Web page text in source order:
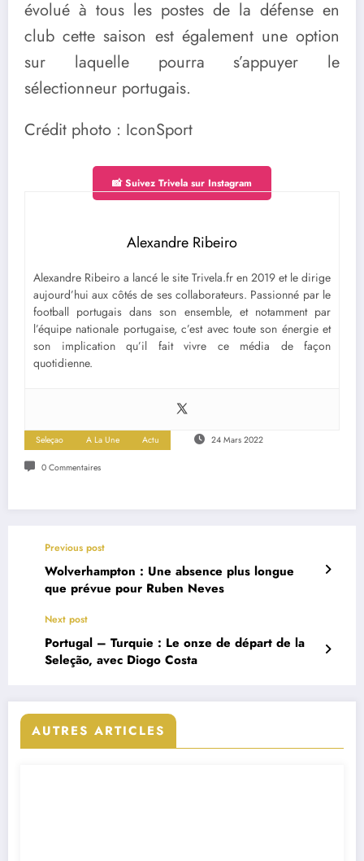
évolué à tous les postes de la défense en
club cette saison est également une option
sur laquelle pourra s’appuyer le
sélectionneur portugais.
Crédit photo : IconSport
📸 Suivez Trivela sur Instagram
Alexandre Ribeiro
Alexandre Ribeiro a lancé le site Trivela.fr en 2019 et le dirige
aujourd’hui aux côtés de ses collaborateurs. Passionné par le
football portugais dans son ensemble, et notamment par
l’équipe nationale portugaise, c’est avec toute son énergie et
son implication qu’il fait vivre ce média de façon
quotidienne.
Seleçao A La Une Actu 24 Mars 2022
0 Commentaires
Previous post
Wolverhampton : Une absence plus longue
que prévue pour Ruben Neves
Next post
Portugal – Turquie : Le onze de départ de la
Seleção, avec Diogo Costa
AUTRES ARTICLES